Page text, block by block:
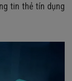
tin thẻ tín dụng